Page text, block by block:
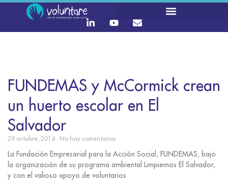
FUNDEMAS y McCormick crean
un huerto escolar en El
Salvador
29 octubre, 2014 No hay comentarios
La Fundación Empresarial para la Acción Social, FUNDEMAS, bajo
la organización de su programa ambiental Limpiemos El Salvador,
y con el valioso apoyo de voluntarios